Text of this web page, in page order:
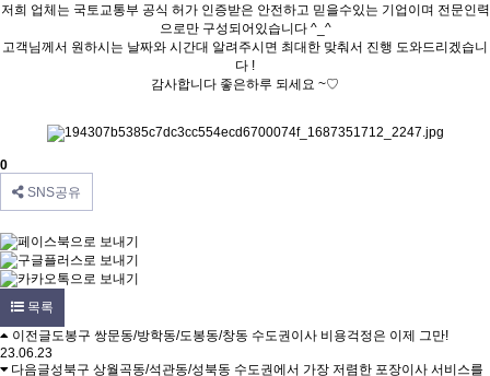
저희 업체는 국토교통부 공식 허가 인증받은 안전하고 믿을수있는 기업이며 전문인력
으로만 구성되어있습니다 ^_^
고객님께서 원하시는 날짜와 시간대 알려주시면 최대한 맞춰서 진행 도와드리겠습니
다 !
감사합니다 좋은하루 되세요 ~♡
0
SNS공유
목록
이전글도봉구 쌍문동/방학동/도봉동/창동 수도권이사 비용걱정은 이제 그만!
23.06.23
다음글성북구 상월곡동/석관동/성북동 수도권에서 가장 저렴한 포장이사 서비스를